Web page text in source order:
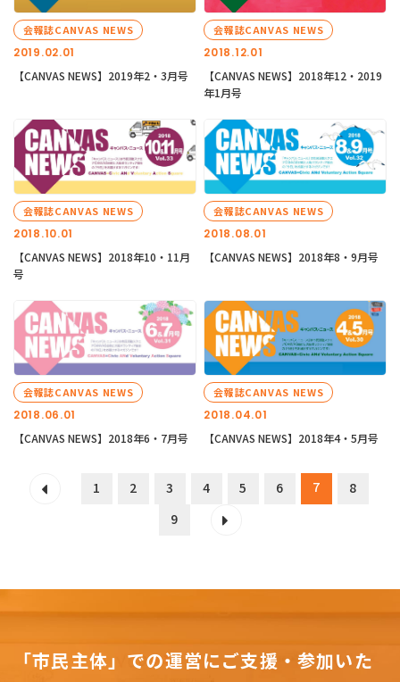
2019.02.01
会報誌CANVAS NEWS
【CANVAS NEWS】2019年2・3月号
2018.12.01
会報誌CANVAS NEWS
【CANVAS NEWS】2018年12・2019
年1月号
2018.10.01
会報誌CANVAS NEWS
【CANVAS NEWS】2018年10・11月
号
2018.08.01
会報誌CANVAS NEWS
【CANVAS NEWS】2018年8・9月号
2018.06.01
会報誌CANVAS NEWS
【CANVAS NEWS】2018年6・7月号
2018.04.01
会報誌CANVAS NEWS
【CANVAS NEWS】2018年4・5月号
1 2 3 4 5 6 7
8
9
「市民主体」での運営にご支援・参加いた